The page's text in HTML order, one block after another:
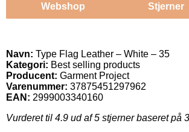
Webshop Stjerner
Navn: Type Flag Leather – White – 35
Kategori: Best selling products
Producent: Garment Project
Varenummer: 37875451297962
EAN: 2999003340160
Vurderet til 4.9 ud af 5 stjerner baseret på